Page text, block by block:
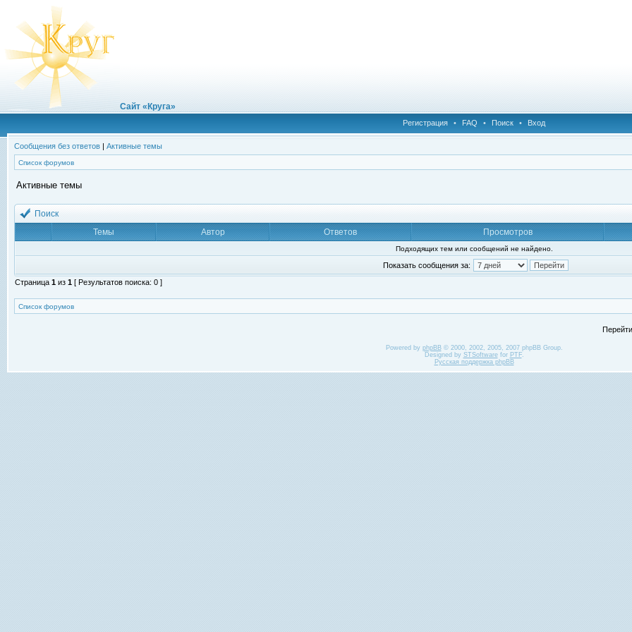
Сайт «Круга»
Регистрация • FAQ • Поиск • Вход
Сообщения без ответов | Активные темы
Список форумов
Активные темы
Поиск
Темы
Автор Ответов Просмотров
Подходящих тем или сообщений не найдено.
Показать сообщения за:
Страница 1 из 1 [ Результатов поиска: 0 ]
Список форумов
Powered by phpBB© 2000, 2002, 2005, 2007 phpBB Group.
Designed by STSoftwarefor PTF.
Русская поддержка phpBB